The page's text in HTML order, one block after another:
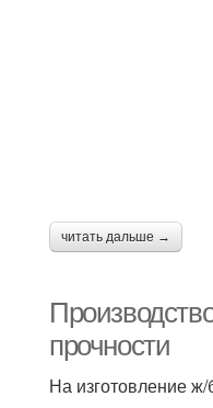
читать дальше →
прочности
На изготовление